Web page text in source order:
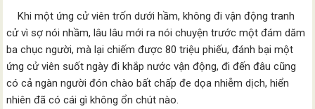
Khi một ứng cử viên trốn dưới hầm, không đi vận động tranh
cử vì sợ nói nhầm, lâu lâu mới ra nói chuyện trước một đám dăm
ba chục người, mà lại chiếm được 80 triệu phiếu, đánh bại một
ứng cử viên suốt ngày đi khắp nước vận động, đi đến đâu cũng
có cả ngàn người đón chào bất chấp đe dọa nhiễm dịch, hiển
nhiên đã có cái gì không ổn chút nào.